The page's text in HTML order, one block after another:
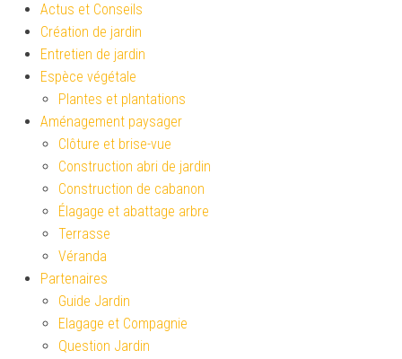
Actus et Conseils
Création de jardin
Entretien de jardin
Espèce végétale
Plantes et plantations
Aménagement paysager
Clôture et brise-vue
Construction abri de jardin
Construction de cabanon
Élagage et abattage arbre
Terrasse
Véranda
Partenaires
Guide Jardin
Elagage et Compagnie
Question Jardin